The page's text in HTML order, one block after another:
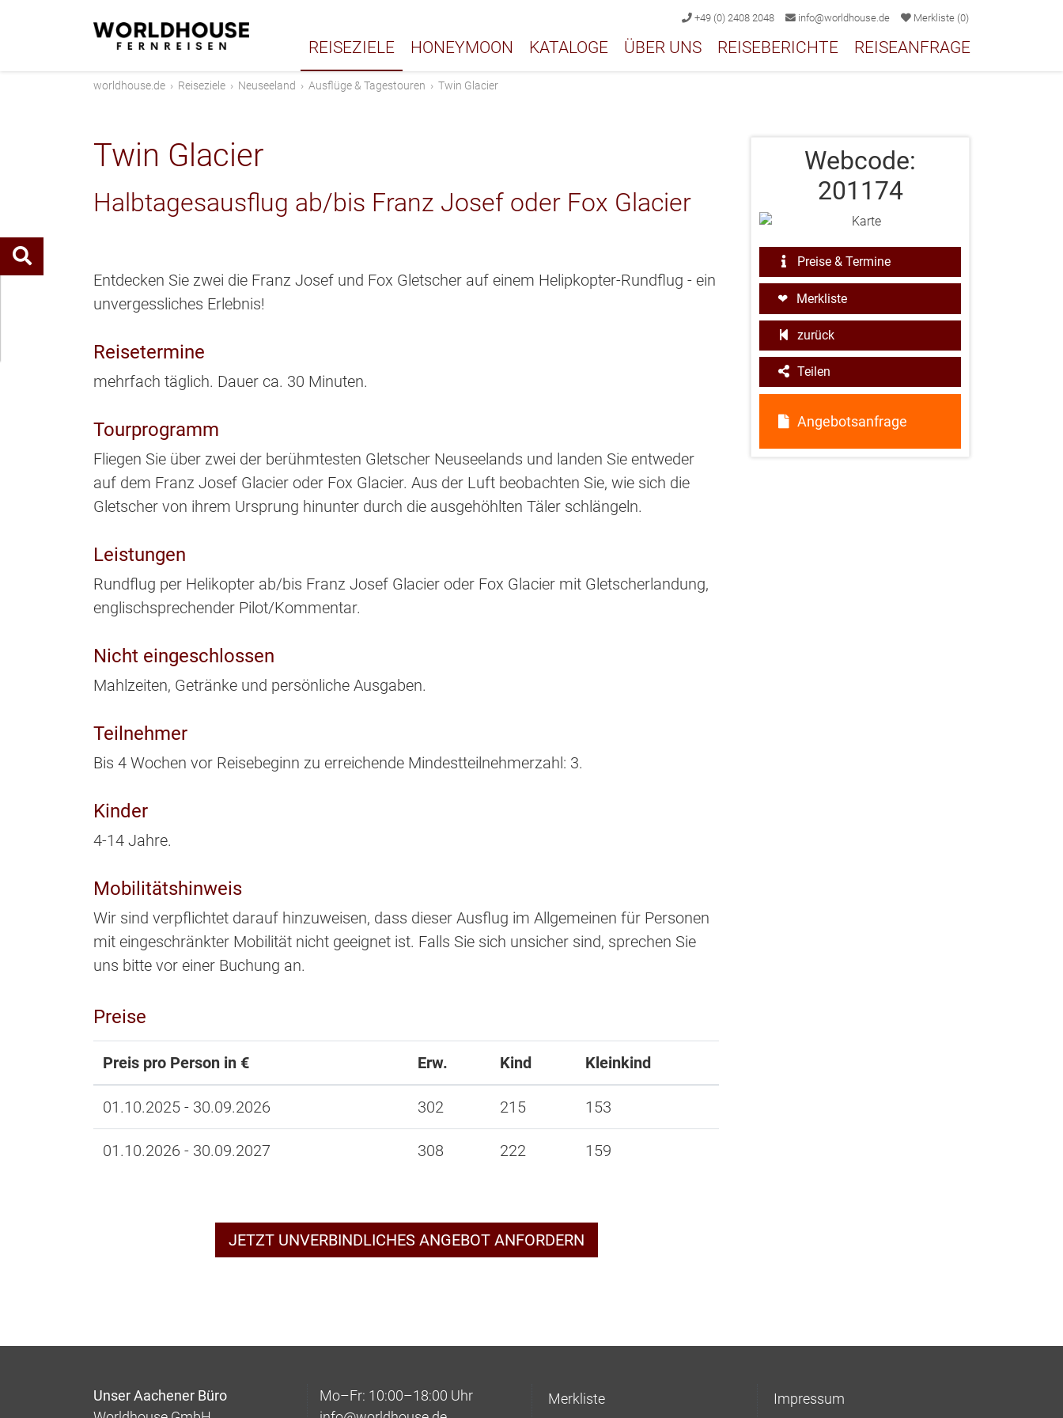
+49 (0) 2408 2048 info@worldhouse.de Merkliste (0)
REISEZIELE HONEYMOON KATALOGE ÜBER UNS REISEBERICHTE REISEANFRAGE
worldhouse.de › Reiseziele › Neuseeland › Ausflüge & Tagestouren › Twin Glacier
Webcode:
201174
Preise & Termine
Angebotsanfrage
Merkliste
zurück
Teilen
Twin Glacier
Halbtagesausflug ab/bis Franz Josef oder Fox Glacier
Entdecken Sie zwei die Franz Josef und Fox Gletscher auf einem Helipkopter-Rundflug - ein
unvergessliches Erlebnis!
Reisetermine
mehrfach täglich. Dauer ca. 30 Minuten.
Tourprogramm
Fliegen Sie über zwei der berühmtesten Gletscher Neuseelands und landen Sie entweder
auf dem Franz Josef Glacier oder Fox Glacier. Aus der Luft beobachten Sie, wie sich die
Gletscher von ihrem Ursprung hinunter durch die ausgehöhlten Täler schlängeln.
Leistungen
Rundflug per Helikopter ab/bis Franz Josef Glacier oder Fox Glacier mit Gletscherlandung,
englischsprechender Pilot/Kommentar.
Nicht eingeschlossen
Mahlzeiten, Getränke und persönliche Ausgaben.
Teilnehmer
Bis 4 Wochen vor Reisebeginn zu erreichende Mindestteilnehmerzahl: 3.
Kinder
4-14 Jahre.
Mobilitätshinweis
Wir sind verpflichtet darauf hinzuweisen, dass dieser Ausflug im Allgemeinen für Personen
mit eingeschränkter Mobilität nicht geeignet ist. Falls Sie sich unsicher sind, sprechen Sie
uns bitte vor einer Buchung an.
Preise
Preis pro Person in € Erw. Kind Kleinkind
01.10.2025 - 30.09.2026 302 215 153
01.10.2026 - 30.09.2027 308 222 159
JETZT UNVERBINDLICHES ANGEBOT ANFORDERN
Unser Aachener Büro
Mo–Fr: 10:00–18:00 Uhr
Merkliste Impressum